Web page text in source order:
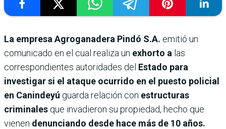
La empresa Agroganadera Pindó S.A. emitió un
comunicado en el cual realiza un exhorto a las
correspondientes autoridades del Estado para
investigar si el ataque ocurrido en el puesto policial
en Canindeyú guarda relación con estructuras
criminales que invadieron su propiedad, hecho que
vienen denunciando desde hace más de 10 años.